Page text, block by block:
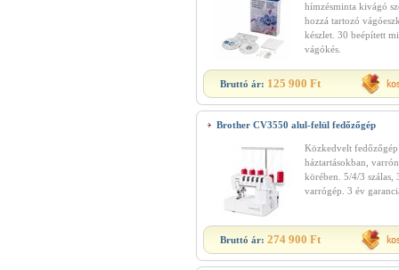
hímzésminta kivágó
hozzá tartozó
készlet. 30 beépített
vágókés.
Bruttó ár: 125 900 Ft
Brother CV3550 alul-felül fedőzőgép
Közkedvelt fedőzőgép
háztartásokban,
körében. 5/4/3 szálas,
varrógép. 3 év
Bruttó ár: 274 900 Ft